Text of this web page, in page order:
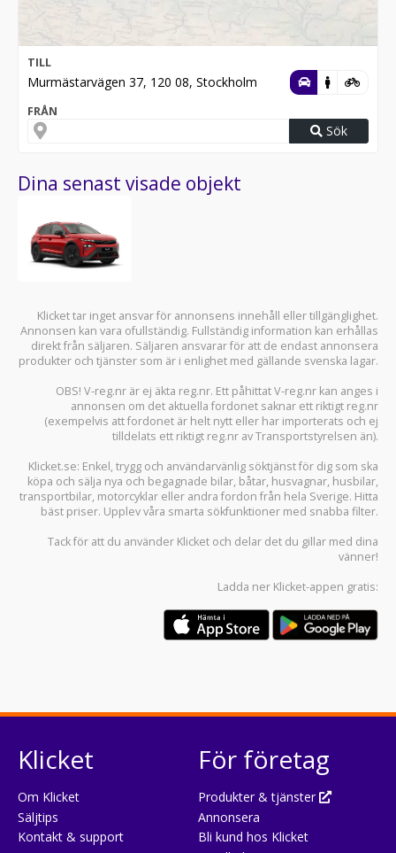
TILL
Murmästarvägen 37, 120 08, Stockholm
FRÅN
Sök
Dina senast visade objekt
Klicket tar inget ansvar för annonsens innehåll eller tillgänglighet.
Annonsen kan vara ofullständig. Fullständig information kan erhållas
direkt från säljaren. Säljaren ansvarar för att de endast annonsera
produkter och tjänster som är i enlighet med gällande svenska lagar.
OBS! V-reg.nr är ej äkta reg.nr. Ett påhittat V-reg.nr kan anges i
annonsen om det aktuella fordonet saknar ett riktigt reg.nr
(exempelvis att fordonet är helt nytt eller har importerats och ej
tilldelats ett riktigt reg.nr av Transportstyrelsen än).
Klicket.se: Enkel, trygg och användarvänlig söktjänst för dig som ska
köpa och sälja nya och begagnade bilar, båtar, husvagnar, husbilar,
transportbilar, motorcyklar eller andra fordon från hela Sverige. Hitta
bäst priser. Upplev våra smarta sökfunktioner med snabba filter.
Tack för att du använder Klicket och delar det du gillar med dina
vänner!
Ladda ner Klicket-appen gratis:
Klicket
Om Klicket
Säljtips
Kontakt & support
För företag
Produkter & tjänster
Annonsera
Bli kund hos Klicket